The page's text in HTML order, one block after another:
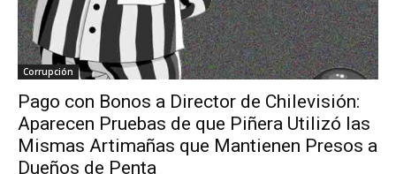
Corrupción
Pago con Bonos a Director de Chilevisión:
Aparecen Pruebas de que Piñera Utilizó las
Mismas Artimañas que Mantienen Presos a
Dueños de Penta